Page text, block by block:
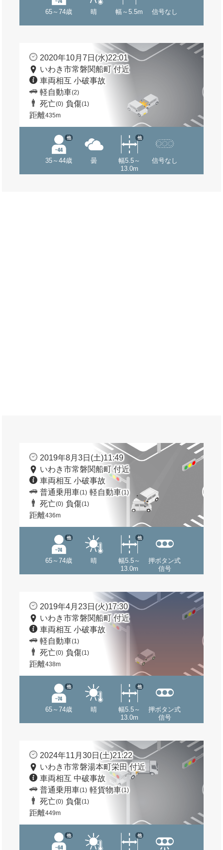
65～74歳 晴 幅～5.5m 信号なし
2020年10月7日(水)22:01
いわき市常磐関船町 付近
車両相互 小破事故
軽自動車(2)
死亡(0) 負傷(1)
距離435m
35～44歳
他
曇
幅5.5～
13.0m
他
信号なし
2019年8月3日(土)11:49
いわき市常磐関船町 付近
車両相互 小破事故
普通乗用車(1) 軽自動車(1)
死亡(0) 負傷(1)
距離436m
65～74歳
他
晴
幅5.5～
13.0m
他
押ボタン式
信号
2019年4月23日(火)17:30
いわき市常磐関船町 付近
車両相互 小破事故
軽自動車(1)
死亡(0) 負傷(1)
距離438m
65～74歳
他
晴
幅5.5～
13.0m
他
押ボタン式
信号
2024年11月30日(土)21:22
いわき市常磐湯本町栄田 付近
車両相互 中破事故
普通乗用車(1) 軽貨物車(1)
死亡(0) 負傷(1)
距離449m
他 他